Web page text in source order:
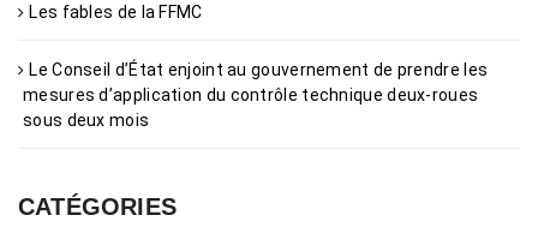
Les fables de la FFMC
Le Conseil d’État enjoint au gouvernement de prendre les
mesures d’application du contrôle technique deux-roues
sous deux mois
CATÉGORIES